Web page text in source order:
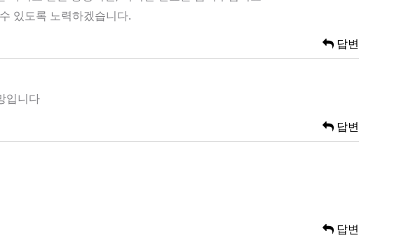
있도록 노력하겠습니다.
답변
입니다
답변
답변